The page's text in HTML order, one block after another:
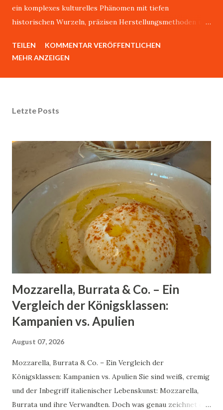
ein komplexes kulturelles Phänomen mit tiefen
historischen Wurzeln, präzisen Herstellungsmethoden und
Thema könnte ich stundenlang mit Giovanni sprechen.
durch ein waschechter Neapolitaner. Er sagt:"Es gibt nur
Entstehung der Pizza lässt sich bis in das 6. Jahrhundert v.
Chr. zurückverfolgen, als griechische Siedler in Neapel
Flatbread mit verschiedenen Belägen konsumierten. Die
moderne Form der Neapolitanischen Pizza entwickelte
sich jedoch erst im 18. und 19. Jahrhundert. Entscheidende
historische Momente: 1734: ...
TEILEN
KOMMENTAR VERÖFFENTLICHEN
MEHR ANZEIGEN
Letzte Posts
Mozzarella, Burrata & Co. – Ein
Vergleich der Königsklassen:
Kampanien vs. Apulien
August 07, 2026
Mozzarella, Burrata & Co. – Ein Vergleich der
Königsklassen: Kampanien vs. Apulien Sie sind weiß, cremig
und der Inbegriff italienischer Lebenskunst: Mozzarella,
Burrata und ihre Verwandten. Doch was genau zeichnet die